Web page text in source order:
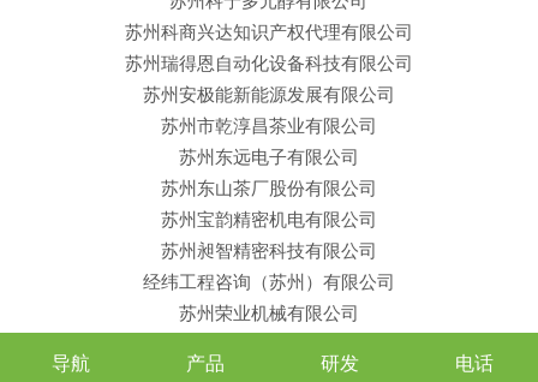
苏州科商兴达知识产权代理有限公司
苏州瑞得恩自动化设备科技有限公司
苏州安极能新能源发展有限公司
苏州市乾淳昌茶业有限公司
苏州东远电子有限公司
苏州东山茶厂股份有限公司
苏州宝韵精密机电有限公司
苏州昶智精密科技有限公司
经纬工程咨询（苏州）有限公司
苏州荣业机械有限公司
导航 产品 研发 电话